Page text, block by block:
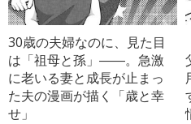
30歳の夫婦なのに、見た目
は「祖母と孫」――。急激
に老いる妻と成長が止まっ
た夫の漫画が描く「歳と幸
せ」